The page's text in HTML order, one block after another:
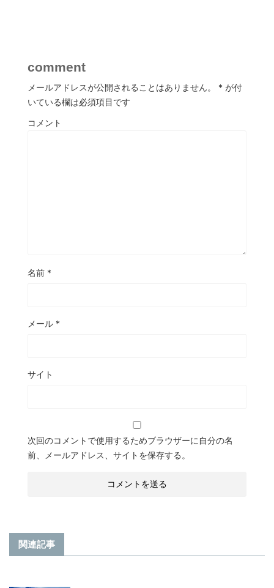
comment
メールアドレスが公開されることはありません。 * が付
いている欄は必須項目です
コメント
名前 *
メール *
サイト
次回のコメントで使用するためブラウザーに自分の名
前、メールアドレス、サイトを保存する。
関連記事